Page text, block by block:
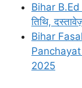
Bihar
तिथि,
Bihar
Panchayat
2025